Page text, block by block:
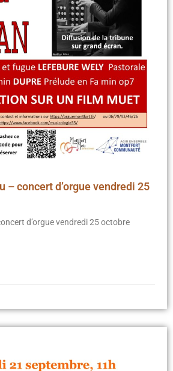
– concert d’orgue vendredi 25
d’orgue vendredi 25 octobre